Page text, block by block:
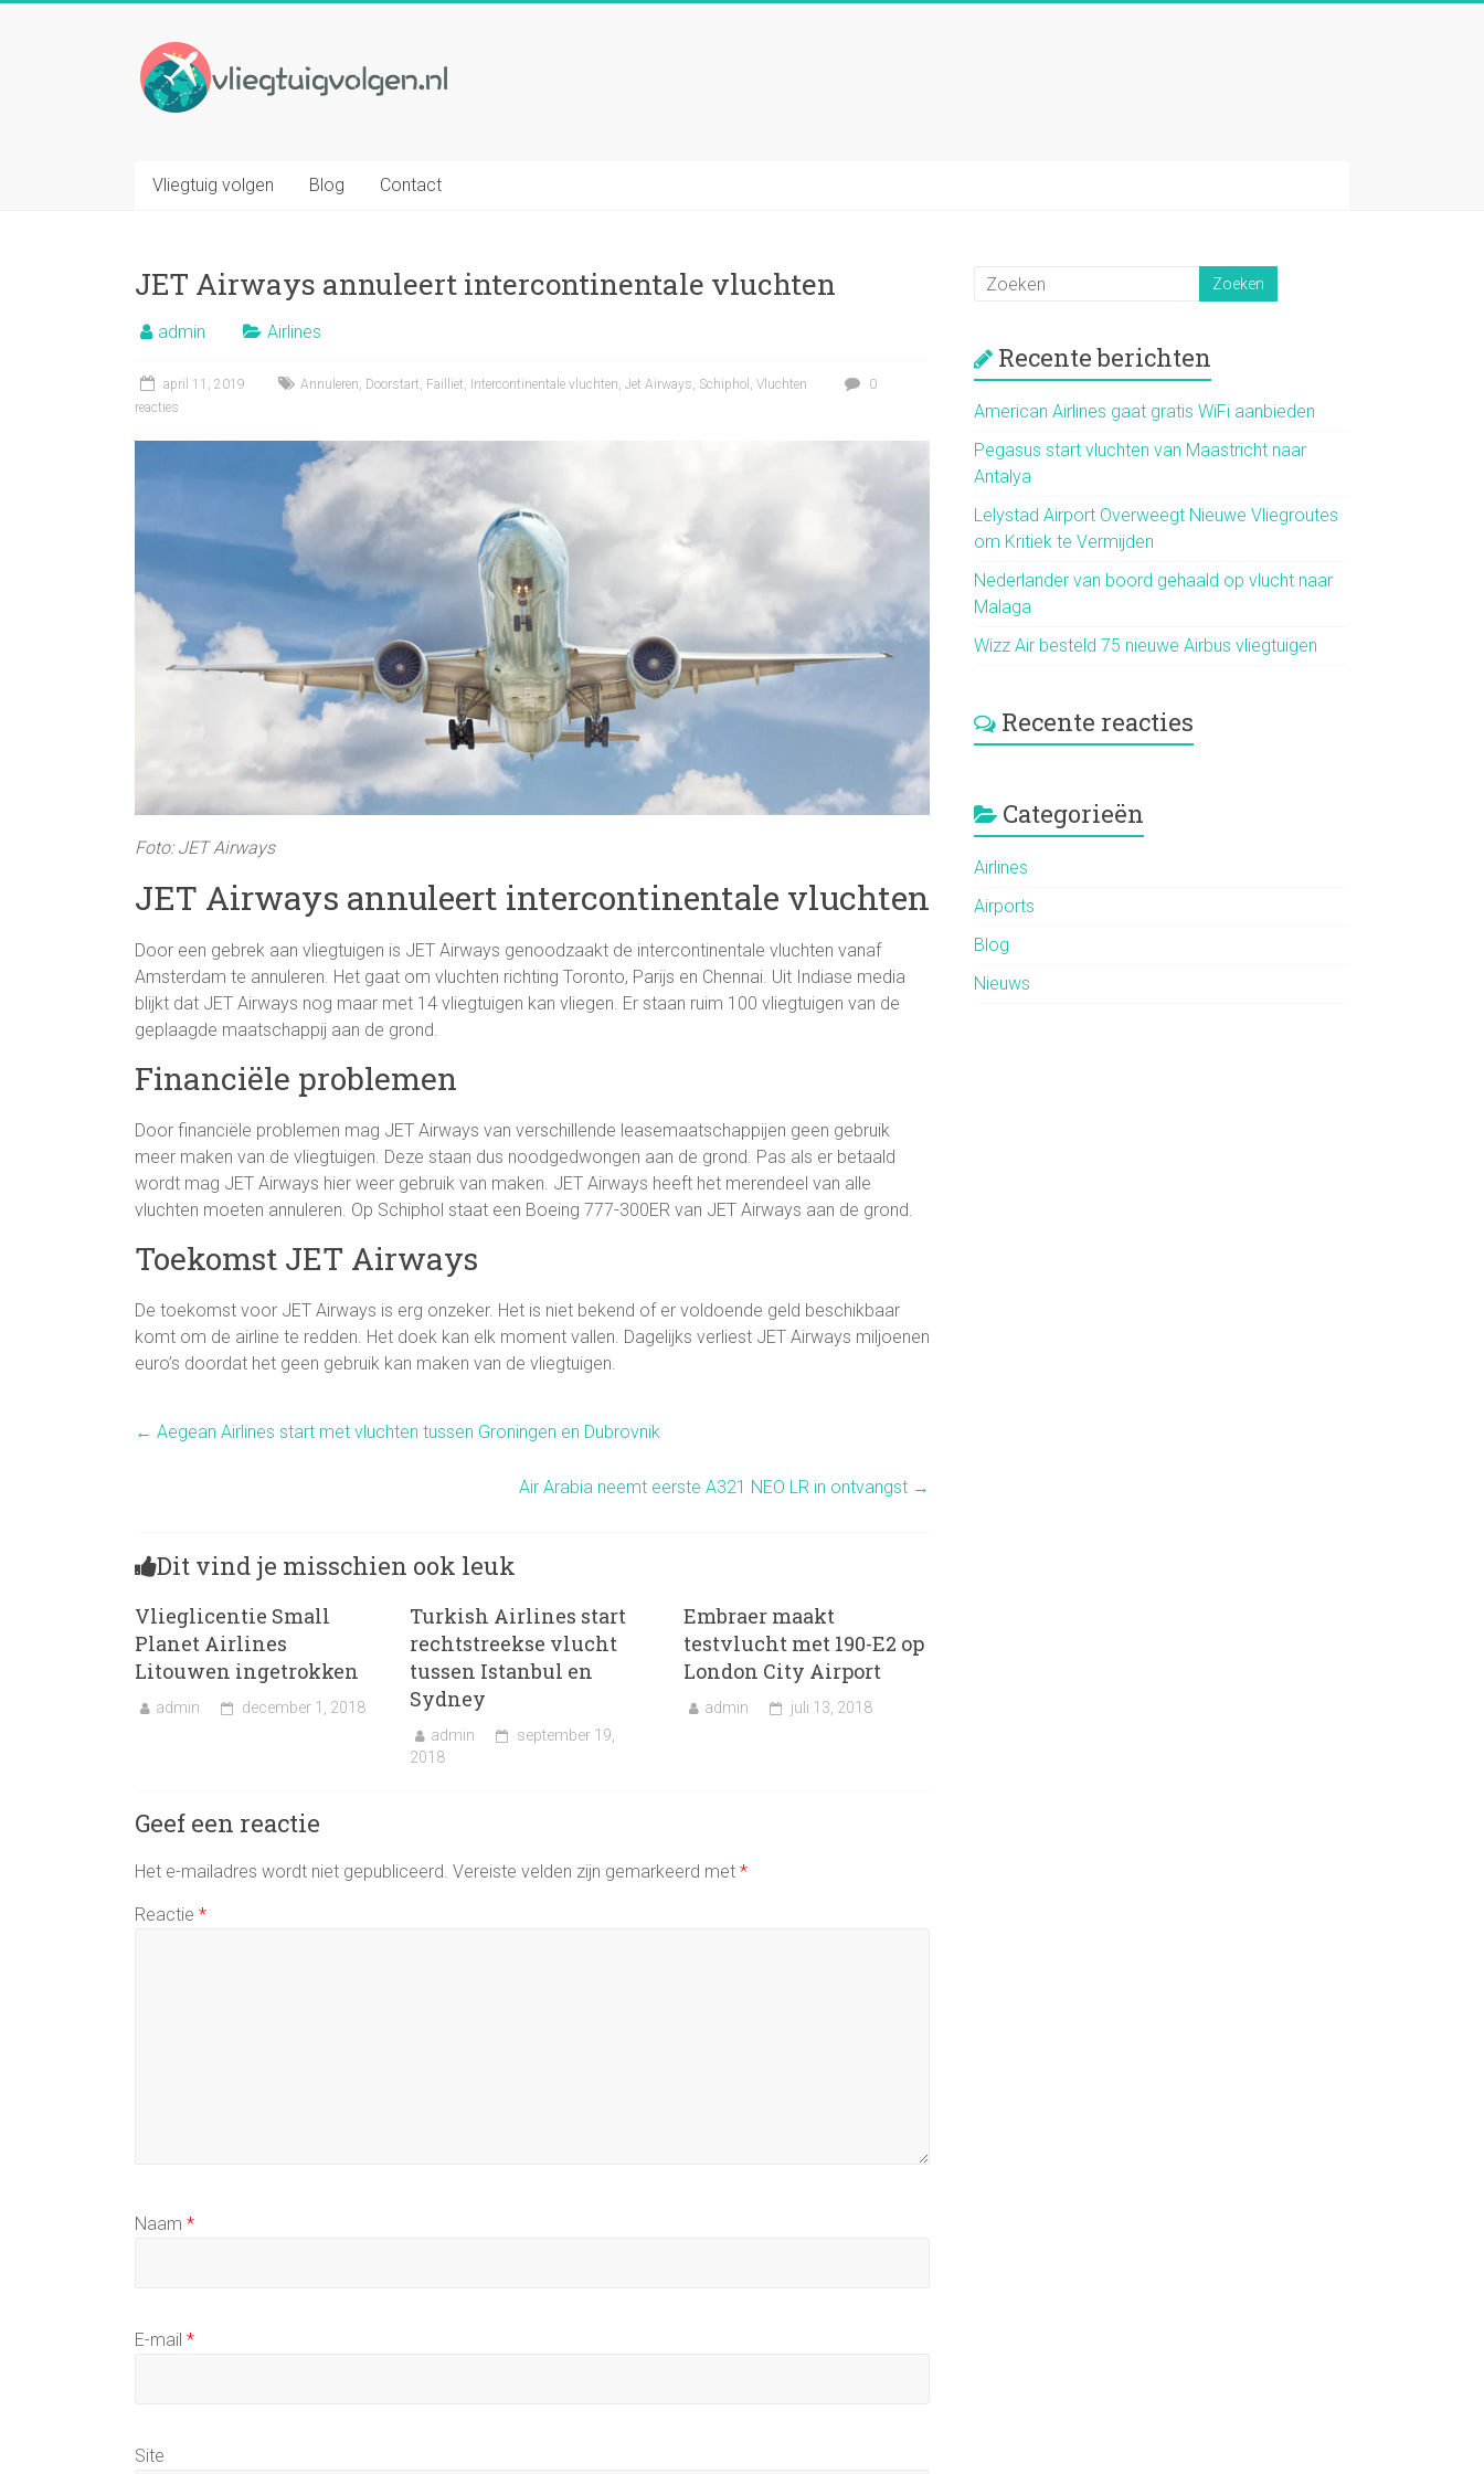
Vliegtuig
volgen
elk
basis
vluchtnummer
Vliegtuig volgen Blog Contact
JET Airways annuleert intercontinentale vluchten
admin Airlines
april 11, 2019 Annuleren, Doorstart, Failliet, Intercontinentale vluchten, Jet Airways, Schiphol , Vluchten
0
reacties
Foto: JET Airways
JET Airways annuleert intercontinentale vluchten
Door een gebrek aan vliegtuigen is JET Airways genoodzaakt de intercontinentale vluchten vanaf
Amsterdam te annuleren. Het gaat om vluchten richting Toronto, Parijs en Chennai. Uit Indiase media
blijkt dat JET Airways nog maar met 14 vliegtuigen kan vliegen. Er staan ruim 100 vliegtuigen van de
geplaagde maatschappij aan de grond.
Financiële problemen
Door financiële problemen mag JET Airways van verschillende leasemaatschappijen geen gebruik
meer maken van de vliegtuigen. Deze staan dus noodgedwongen aan de grond. Pas als er betaald
wordt mag JET Airways hier weer gebruik van maken. JET Airways heeft het merendeel van alle
vluchten moeten annuleren. Op Schiphol staat een Boeing 777-300ER van JET Airways aan de grond.
Toekomst JET Airways
De toekomst voor JET Airways is erg onzeker. Het is niet bekend of er voldoende geld beschikbaar
komt om de airline te redden. Het doek kan elk moment vallen. Dagelijks verliest JET Airways miljoenen
euro’s doordat het geen gebruik kan maken van de vliegtuigen.
← Aegean Airlines start met vluchten tussen Groningen en Dubrovnik
Air Arabia neemt eerste A321 NEO LR in ontvangst →
Dit vind je misschien ook leuk
Vlieglicentie Small
Planet Airlines
Litouwen ingetrokken
admin december 1, 2018
Turkish Airlines start
rechtstreekse vlucht
tussen Istanbul en
Sydney
admin
september 19,
2018
Embraer maakt
testvlucht met 190-E2 op
London City Airport
admin juli 13, 2018
Geef een reactie
Het e-mailadres wordt niet gepubliceerd. Vereiste velden zijn gemarkeerd met *
Reactie *
Naam *
E-mail *
Site
Recente berichten
American Airlines gaat gratis WiFi aanbieden
Pegasus start vluchten van Maastricht naar
Antalya
Lelystad Airport Overweegt Nieuwe Vliegroutes
om Kritiek te Vermijden
Nederlander van boord gehaald op vlucht naar
Malaga
Wizz Air besteld 75 nieuwe Airbus vliegtuigen
Recente reacties
Categorieën
Airlines
Airports
Blog
Nieuws